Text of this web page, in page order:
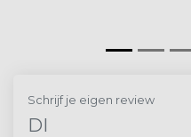
Schrijf je eigen review
DI